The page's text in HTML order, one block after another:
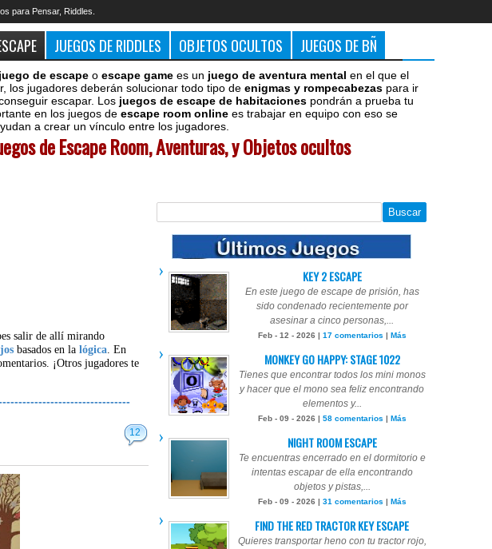
para Pensar, Riddles.
JUEGOS DE RIDDLES OBJETOS OCULTOS JUEGOS DE BÑ
juego de escape o escape game es un juego de aventura mental en el que el
los jugadores deberán solucionar todo tipo de enigmas y rompecabezas para ir
escapar. Los juegos de escape de habitaciones pondrán a prueba tu
en los juegos de escape room online es trabajar en equipo con eso se
a crear un vínculo entre los jugadores.
de Escape Room, Aventuras, y Objetos ocultos
salir de allí mirando
basados en lalógica. En
¡Otros jugadores te
12
KEY 2 ESCAPE
En este juego de escape de prisión, has
sido condenado recientemente por
asesinar a cinco personas,...
Feb - 12 - 2026 | 17 comentarios | Más
MONKEY GO HAPPY: STAGE 1022
Tienes que encontrar todos los mini monos
y hacer que el mono sea feliz encontrando
elementos y...
Feb - 09 - 2026 | 58 comentarios | Más
NIGHT ROOM ESCAPE
Te encuentras encerrado en el dormitorio e
intentas escapar de ella encontrando
objetos y pistas,...
Feb - 09 - 2026 | 31 comentarios | Más
FIND THE RED TRACTOR KEY ESCAPE
Quieres transportar heno con tu tractor rojo,